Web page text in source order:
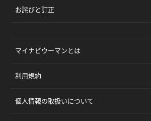
お詫びと訂正
マイナビウーマンとは
利用規約
個人情報の取扱いについて